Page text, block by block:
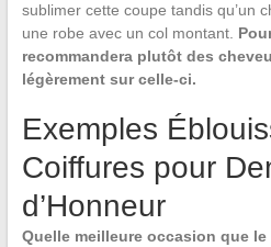
sublimer cette coupe tandis qu’un
une robe avec un col montant.
recommandera plutôt des
légèrement sur celle-ci.
Exemples
Coiffures pour
d’Honneur
Quelle meilleure occasion que